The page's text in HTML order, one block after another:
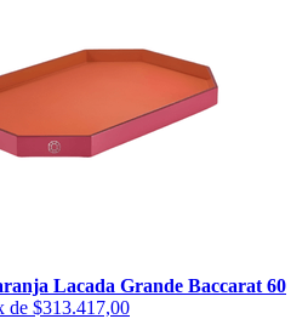
Lacada Grande Baccarat 60
de $313.417,00